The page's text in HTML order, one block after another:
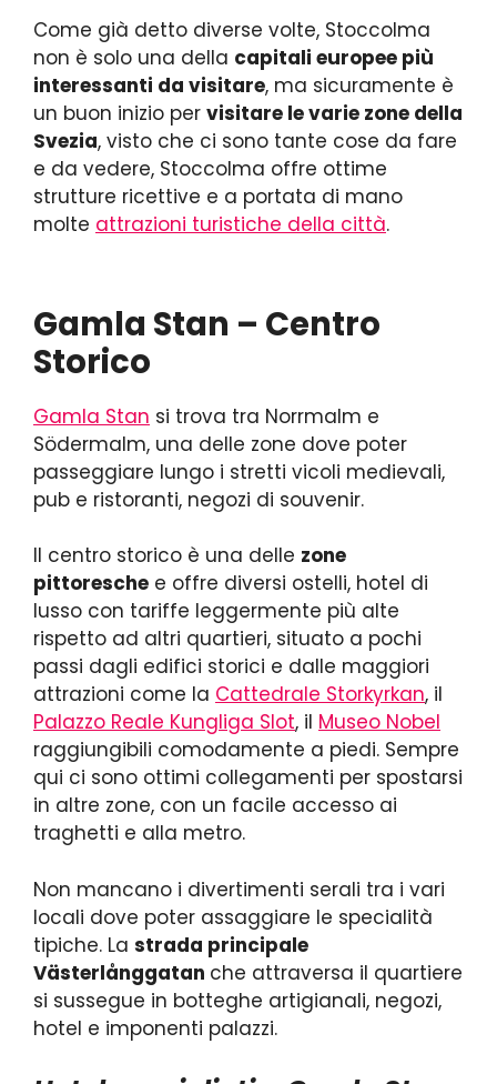
Come già detto diverse volte, Stoccolma
non è solo una della capitali europee più
interessanti da visitare, ma sicuramente è
un buon inizio per visitare le varie zone della
Svezia, visto che ci sono tante cose da fare
e da vedere, Stoccolma offre ottime
strutture ricettive e a portata di mano
molte attrazioni turistiche della città.
Gamla Stan – Centro
Storico
Gamla Stan si trova tra Norrmalm e
Södermalm, una delle zone dove poter
passeggiare lungo i stretti vicoli medievali,
pub e ristoranti, negozi di souvenir.
Il centro storico è una delle zone
pittoresche e offre diversi ostelli, hotel di
lusso con tariffe leggermente più alte
rispetto ad altri quartieri, situato a pochi
passi dagli edifici storici e dalle maggiori
attrazioni come la Cattedrale Storkyrkan, il
Palazzo Reale Kungliga Slot, il Museo Nobel
raggiungibili comodamente a piedi. Sempre
qui ci sono ottimi collegamenti per spostarsi
in altre zone, con un facile accesso ai
traghetti e alla metro.
Non mancano i divertimenti serali tra i vari
locali dove poter assaggiare le specialità
tipiche. La strada principale
Västerlånggatan che attraversa il quartiere
si sussegue in botteghe artigianali, negozi,
hotel e imponenti palazzi.